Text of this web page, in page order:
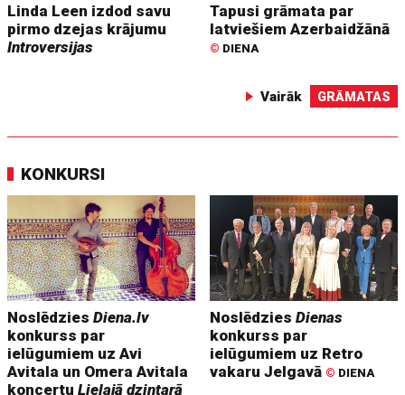
Linda Leen izdod savu
pirmo dzejas krājumu
Introversijas
Tapusi grāmata par
latviešiem Azerbaidžānā
© DIENA
Vairāk GRĀMATAS
KONKURSI
NoslēdziesDiena.lv
konkurss par
ielūgumiem uz Avi
Avitala un Omera Avitala
koncertuLielajā dzintarā
NoslēdziesDienas
konkurss par
ielūgumiem uz Retro
vakaru Jelgavā © DIENA